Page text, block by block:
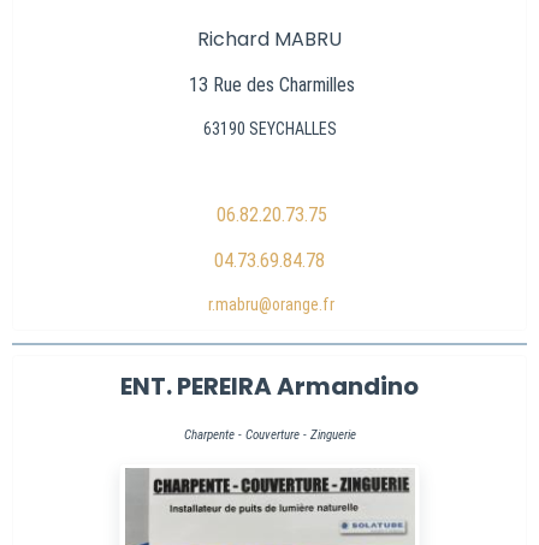
Richard MABRU
13 Rue des Charmilles
63190 SEYCHALLES
06.82.20.73.75
04.73.69.84.78
r.mabru@orange.fr
ENT. PEREIRA Armandino
Charpente - Couverture - Zinguerie